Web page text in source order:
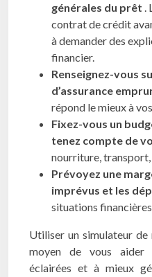
générales du prêt .
contrat de crédit
à demander des
financier.
Renseignez-vous
d’assurance
répond le mieux à
Fixez-vous un
tenez compte de
nourriture, transport,
Prévoyez une
imprévus et les
situations
Utiliser un simulateur de
moyen de vous aider
éclairées et à mieux